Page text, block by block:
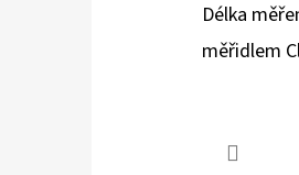
Délka
měřidlem